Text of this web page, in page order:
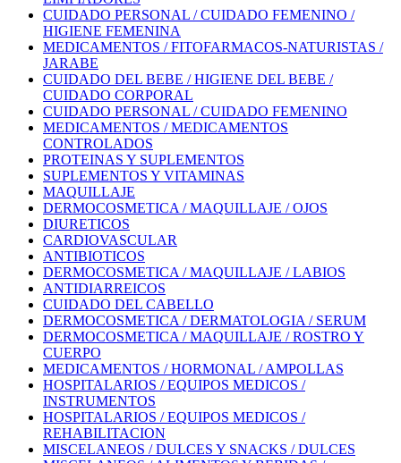
CUIDADO PERSONAL / CUIDADO FEMENINO /
HIGIENE FEMENINA
MEDICAMENTOS / FITOFARMACOS-NATURISTAS /
JARABE
CUIDADO DEL BEBE / HIGIENE DEL BEBE /
CUIDADO CORPORAL
CUIDADO PERSONAL / CUIDADO FEMENINO
MEDICAMENTOS / MEDICAMENTOS
CONTROLADOS
PROTEINAS Y SUPLEMENTOS
SUPLEMENTOS Y VITAMINAS
MAQUILLAJE
DERMOCOSMETICA / MAQUILLAJE / OJOS
DIURETICOS
CARDIOVASCULAR
ANTIBIOTICOS
DERMOCOSMETICA / MAQUILLAJE / LABIOS
ANTIDIARREICOS
CUIDADO DEL CABELLO
DERMOCOSMETICA / DERMATOLOGIA / SERUM
DERMOCOSMETICA / MAQUILLAJE / ROSTRO Y
CUERPO
MEDICAMENTOS / HORMONAL / AMPOLLAS
HOSPITALARIOS / EQUIPOS MEDICOS /
INSTRUMENTOS
HOSPITALARIOS / EQUIPOS MEDICOS /
REHABILITACION
MISCELANEOS / DULCES Y SNACKS / DULCES